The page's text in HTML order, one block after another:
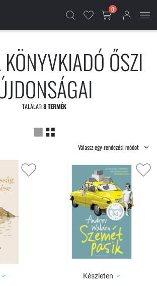
0
ŐSZI
TALÁLAT:8 TERMÉK
Válassz egy rendezési módot
Készleten